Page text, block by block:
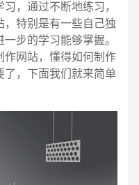
，通过不断地练习，
，特别是有一些自己独
步的学习能够掌握。
作网站，懂得如何制作
了，下面我们就来简单